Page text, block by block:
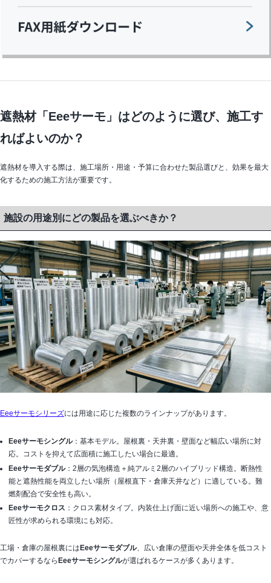
遮熱材「Eeeサーモ」はどのように選び、施工す
ればよいのか？
遮熱材を導入する際は、施工場所・用途・予算に合わせた製品選びと、効果を最大
化するための施工方法が重要です。
施設の用途別にどの製品を選ぶべきか？
Eeeサーモシリーズには用途に応じた複数のラインナップがあります。
Eeeサーモシングル：基本モデル。屋根裏・天井裏・壁面など幅広い場所に対
応。コストを抑えて広面積に施工したい場合に最適。
Eeeサーモダブル：2層の気泡構造＋純アルミ2層のハイブリッド構造。断熱性
能と遮熱性能を両立したい場所（屋根直下・倉庫天井など）に適している。難
燃剤配合で安全性も高い。
Eeeサーモクロス ：クロス素材タイプ。内装仕上げ面に近い場所への施工や、意
匠性が求められる環境にも対応。
工場・倉庫の屋根裏には Eeeサーモダブル、広い倉庫の壁面や天井全体を低コスト
でカバーするなら Eeeサーモシングルが選ばれるケースが多くあります。